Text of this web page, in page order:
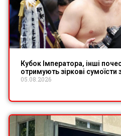
Кубок Імператора, інші
отримують зіркові сумоїсти
05.08.2026